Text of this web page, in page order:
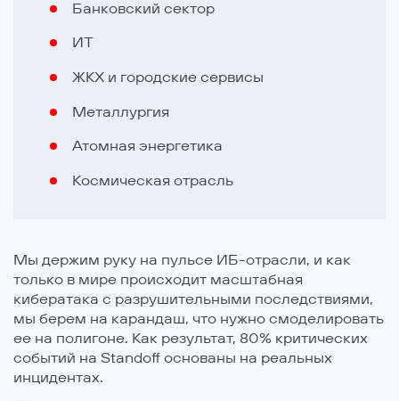
Банковский сектор
ИТ
ЖКХ и городские сервисы
Металлургия
Атомная энергетика
Космическая отрасль
Мы держим руку на пульсе ИБ-отрасли, и как
только в мире происходит масштабная
кибератака с разрушительными последствиями,
мы берем на карандаш, что нужно смоделировать
ее на полигоне. Как результат, 80% критических
событий на Standoff основаны на реальных
инцидентах.